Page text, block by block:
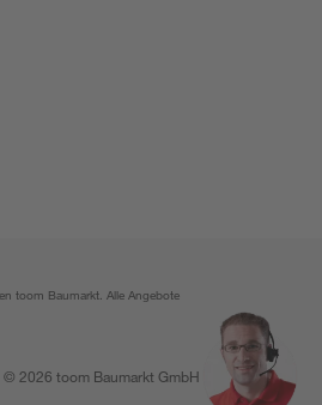
toom Baumarkt. Alle Angebote
© 2026 toom Baumarkt GmbH